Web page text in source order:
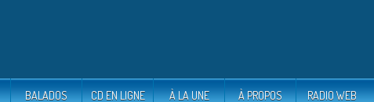
BALADOS CD EN LIGNE À LA UNE À PROPOS RADIO WEB